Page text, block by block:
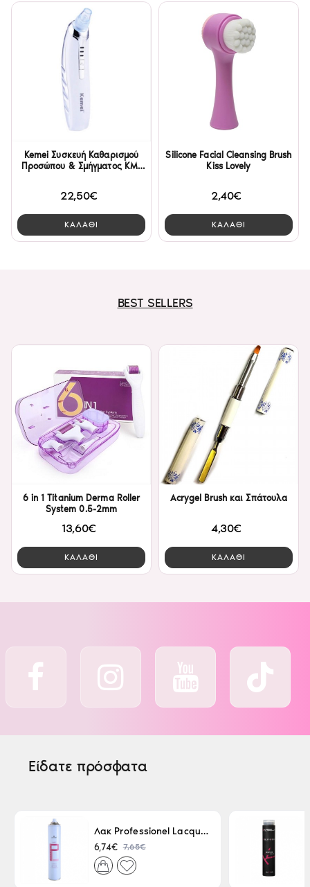
Kemei Συσκευή Καθαρισμού
Προσώπου & Σμήγματος KM-
22,50€
ΚΑΛΑΘΙ
Silicone Facial Cleansing Brush
Kiss Lovely
2,40€
ΚΑΛΑΘΙ
BEST SELLERS
6 in 1 Titanium Derma Roller
System 0.5-2mm
13,60€
ΚΑΛΑΘΙ
Acrygel Brush και Σπάτουλα
4,30€
ΚΑΛΑΘΙ
Είδατε πρόσφατα
Λακ Professionel Lacque Super Strong 500ml
6,74€ 7,65€